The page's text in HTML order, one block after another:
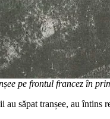
pe frontul francez în
săpat tranșee, au întins